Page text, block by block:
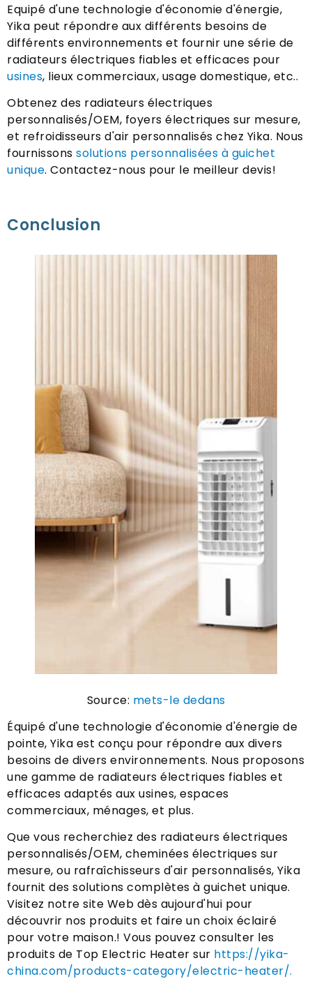
Equipé d'une technologie d'économie d'énergie,
Yika peut répondre aux différents besoins de
différents environnements et fournir une série de
radiateurs électriques fiables et efficaces pour
usines, lieux commerciaux, usage domestique, etc..
Obtenez des radiateurs électriques
personnalisés/OEM, foyers électriques sur mesure,
et refroidisseurs d'air personnalisés chez Yika. Nous
fournissons solutions personnalisées à guichet
unique. Contactez-nous pour le meilleur devis!
Conclusion
Source: mets-le dedans
Équipé d'une technologie d'économie d'énergie de
pointe, Yika est conçu pour répondre aux divers
besoins de divers environnements. Nous proposons
une gamme de radiateurs électriques fiables et
efficaces adaptés aux usines, espaces
commerciaux, ménages, et plus.
Que vous recherchiez des radiateurs électriques
personnalisés/OEM, cheminées électriques sur
mesure, ou rafraîchisseurs d'air personnalisés, Yika
fournit des solutions complètes à guichet unique.
Visitez notre site Web dès aujourd'hui pour
découvrir nos produits et faire un choix éclairé
pour votre maison.! Vous pouvez consulter les
produits de Top Electric Heater sur https://yika-
china.com/products-category/electric-heater/.